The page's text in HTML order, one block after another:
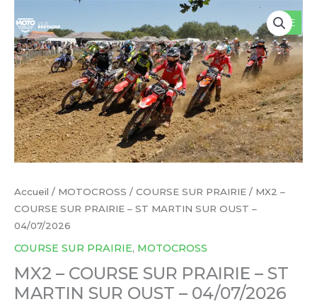
contenu
Accueil / MOTOCROSS / COURSE SUR PRAIRIE / MX2 –
COURSE SUR PRAIRIE – ST MARTIN SUR OUST –
04/07/2026
COURSE SUR PRAIRIE, MOTOCROSS
MX2 – COURSE SUR PRAIRIE – ST
MARTIN SUR OUST – 04/07/2026